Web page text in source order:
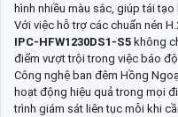
hình nhiều màu sắc, giúp tái
Với việc hỗ trợ các chuẩn nén
IPC-HFW1230DS1-S5 không
điểm vượt trội trong việc báo
Công nghệ ban đêm Hồng
hoạt động hiệu quả trong mọi
trình giám sát liên tục mỗi khi